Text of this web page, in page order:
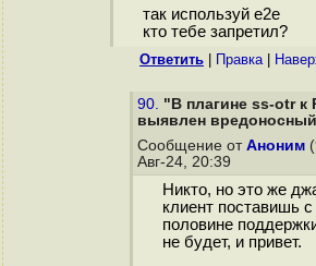
так используй е2е
кто тебе запретил?
Ответить Правка|
90. "В плагине ss-otr к
выявлен
Сообщение от Аноним
Авг-24, 20:39
Никто, но это же
клиент поставишь
половине
не будет, и привет.